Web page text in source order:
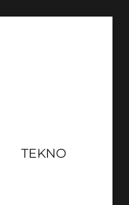
TEKNO